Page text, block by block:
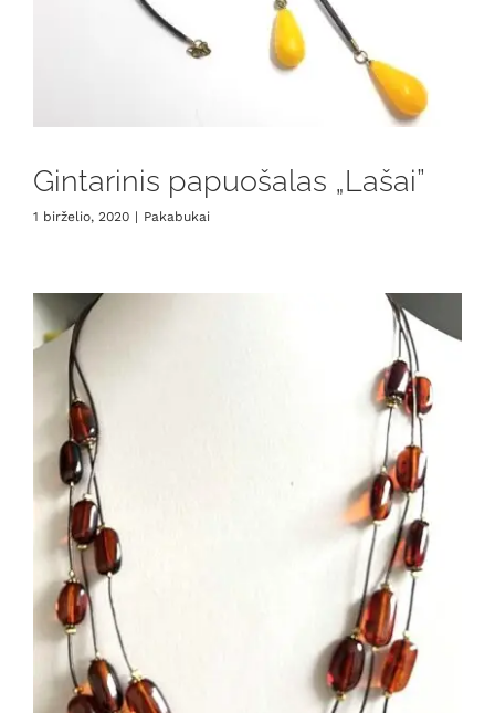
Gintarinis papuošalas „Lašai”
1 birželio, 2020 | Pakabukai